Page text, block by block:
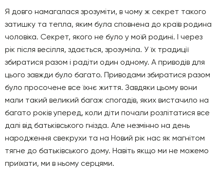
Я довго намагалася зрозуміти, в чому ж секрет такого
затишку та тепла, яким була сповнена до країв родина
чоловіка. Секрет, якого не було у моїй родині. І через
рік після весілля, здається, зрозуміла. У їх традиції
збиратися разом і радіти один одному. А приводів для
цього завжди було багато. Приводами збиратися разом
було просочене все їхнє життя. Завдяки цьому вони
мали такий великий багаж спогадів, яких вистачило на
багато років уперед, коли діти почали розлітатися все
далі від батьківського гнізда. Але незмінно на день
народження свекрухи та на Новий рік нас як магнітом
тягне до батьківського дому. Навіть якщо ми не можемо
приїхати, ми в ньому серцями.